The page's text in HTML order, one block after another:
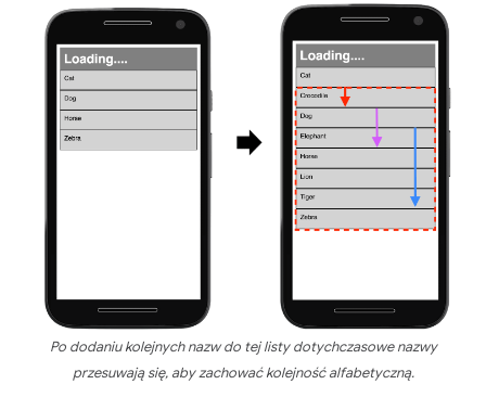
Po dodaniu kolejnych nazw do tej listy dotychczasowe nazwy
przesuwają się, aby zachować kolejność alfabetyczną.